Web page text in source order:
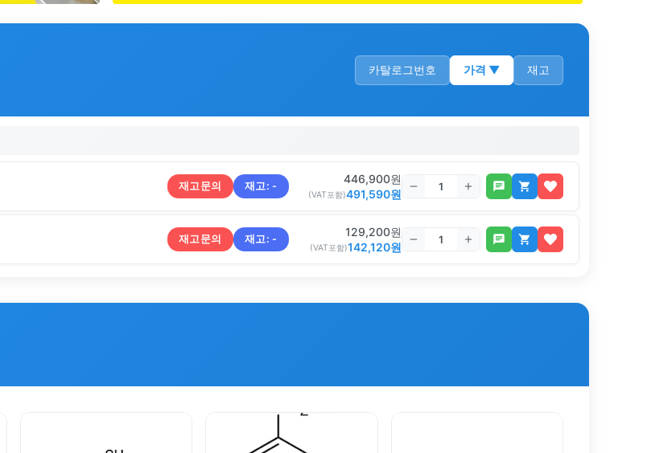
카탈로그번호 가격 ▼ 재고
재고문의 재고: - 446,900원
(VAT포함)491,590원
재고문의 재고: - 129,200원
(VAT포함)142,120원